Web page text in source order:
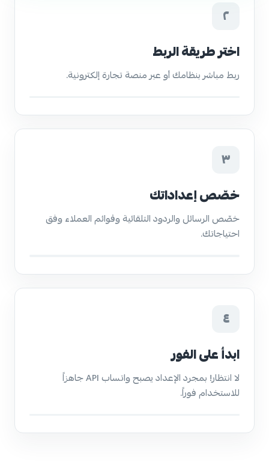
٢
اختر طريقة الربط
ربط مباشر بنظامك أو عبر منصة تجارة إلكترونية.
٣
خصّص إعداداتك
خصّص الرسائل والردود التلقائية وقوائم العملاء وفق
احتياجاتك.
٤
ابدأ على الفور
لا انتظار! بمجرد الإعداد يصبح واتساب API جاهزاً
للاستخدام فوراً.